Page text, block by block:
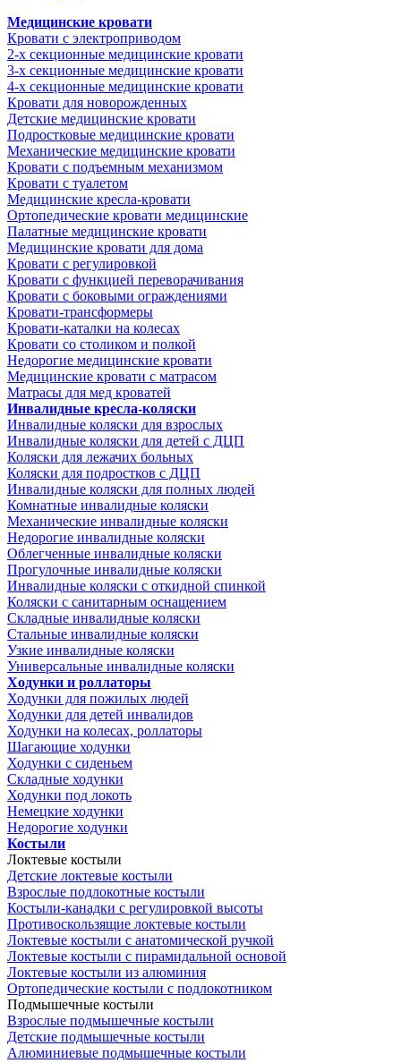
Медицинские кровати
Кровати с электроприводом
2-х секционные медицинские кровати
3-х секционные медицинские кровати
4-х секционные медицинские кровати
Кровати для новорожденных
Детские медицинские кровати
Подростковые медицинские кровати
Механические медицинские кровати
Кровати с подъемным механизмом
Кровати с туалетом
Медицинские крeсла-кровати
Ортопедические кровати медицинские
Палатные медицинские кровати
Медицинские кровати для дома
Кровати с регулировкой
Кровати с функцией переворачивания
Кровати с боковыми ограждениями
Кровати-трансформеры
Кровати-каталки на колесах
Кровати со столиком и полкой
Недорогие медицинские кровати
Медицинские кровати с матрасом
Матрасы для мед кроватей
Инвалидные кресла-коляски
Инвалидные коляски для взрослых
Инвалидные коляски для детей с ДЦП
Коляски для лежачих больных
Коляски для подростков с ДЦП
Инвалидные коляски для полных людей
Комнатные инвалидные коляски
Механические инвалидные коляски
Недорогие инвалидные коляски
Облегченные инвалидные коляски
Прогулочные инвалидные коляски
Инвалидные коляски с откидной спинкой
Коляски с санитарным оснащением
Складные инвалидные коляски
Стальные инвалидные коляски
Узкие инвалидные коляски
Универсальные инвалидные коляски
Ходунки и роллаторы
Ходунки для пожилых людей
Ходунки для детей инвалидов
Ходунки на колесах, роллаторы
Шагающие ходунки
Ходунки с сиденьем
Складные ходунки
Ходунки под локоть
Немецкие ходунки
Недорогие ходунки
Костыли
Локтевые костыли
Детские локтевые костыли
Взрослые подлокотные костыли
Костыли-канадки с регулировкой высоты
Противоскользящие локтевые костыли
Локтевые костыли с анатомической ручкой
Локтевые костыли с пирамидальной основой
Локтевые костыли из алюминия
Ортопедические костыли с подлокотником
Подмышечные костыли
Взрослые подмышечные костыли
Детские подмышечные костыли
Алюминиевые подмышечные костыли